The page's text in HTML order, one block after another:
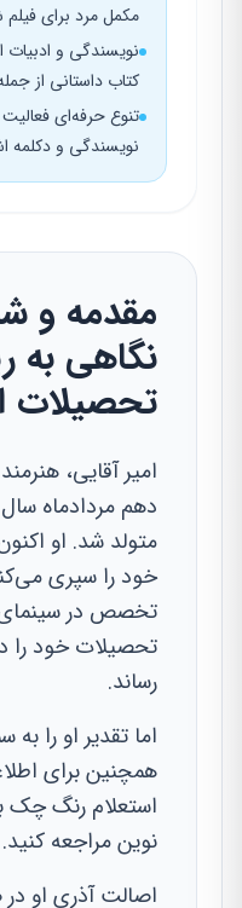
مکمل مرد برای فیلم
نویسندگی و
کتاب داستانی از
تنوع حرفه‌ای
نویسندگی و دکلمه
مقدمه و
نگاهی به
تحصیلات
امیر آقایی،
خود را سپری
تخصص در سینمای
تحصیلات خود را
رساند.
اما تقدیر او را
همچنین برای
استعلام رنگ چک
نوین مراجعه کنید.
اصالت آذری او